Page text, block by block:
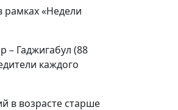
рамках «Недели
– Гаджигабул (88
каждого
в возрасте старше